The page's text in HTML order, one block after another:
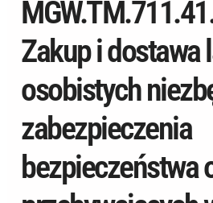
Zakup i dostawa
osobistych
zabezpieczenia
bezpieczeństwa